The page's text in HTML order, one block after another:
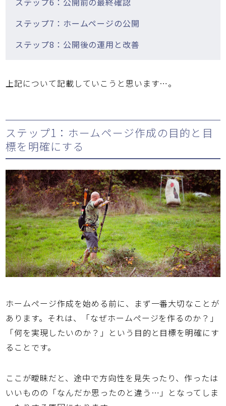
ステップ7：ホームページの公開
ステップ8：公開後の運用と改善
上記について記載していこうと思います…。
ステップ1：ホームページ作成の目的と目
標を明確にする
ホームページ作成を始める前に、まず一番大切なことが
あります。それは、
「なぜホームページを作るのか？」
「何を実現したいのか？」 という目的と目標を明確にす
ることです。
ここが曖昧だと、途中で方向性を見失ったり、作ったは
いいものの「なんだか思ったのと違う…」となってしま